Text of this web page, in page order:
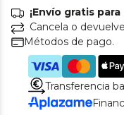
¡Envío gratis para
Cancela o
Métodos de pago.
Transferencia